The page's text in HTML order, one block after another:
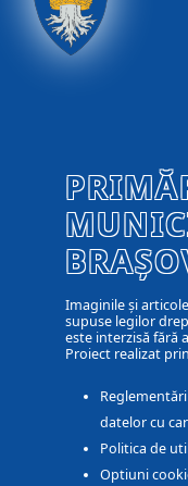
Imaginile și
supuse legilor
este interzisă fără
Proiect realizat
datelor cu
Politica de
Optiuni